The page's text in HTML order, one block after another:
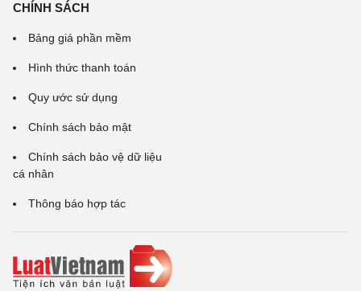
CHÍNH SÁCH
Bảng giá phần mềm
Hình thức thanh toán
Quy ước sử dụng
Chính sách bảo mật
Chính sách bảo vệ dữ liệu
cá nhân
Thông báo hợp tác